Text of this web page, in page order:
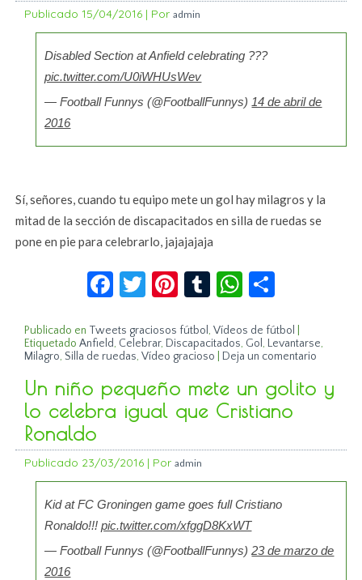
Publicado 15/04/2016 | Por admin
Disabled Section at Anfield celebrating ???
pic.twitter.com/U0iWHUsWev
— Football Funnys (@FootballFunnys)14 de abril de
2016
Sí, señores, cuando tu equipo mete un gol hay milagros y la
mitad de la sección de discapacitados en silla de ruedas se
pone en pie para celebrarlo, jajajajaja
Facebook
Twitter
Pinterest
TumblrWhatsApp
Publicado en Tweets graciosos fútbol,Vídeos de fútbol
Etiquetado Anfield, Celebrar, Discapacitados, Gol, Levantarse,
Milagro, Silla de ruedas,Vídeo gracioso Deja un comentario
Un niño pequeño mete un golito y
lo celebra igual que Cristiano
Ronaldo
Publicado 23/03/2016 | Por admin
Kid at FC Groningen game goes full Cristiano
Ronaldo!!!pic.twitter.com/xfggD8KxWT
— Football Funnys (@FootballFunnys)23 de marzo de
2016